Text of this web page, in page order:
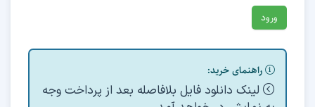
راهنمای خرید:
لینک دانلود فایل بلافاصله بعد از پرداخت وجه